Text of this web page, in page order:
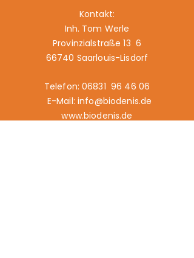
Kontakt:
Inh. Tom Werle
Provinzialstraße 13 6
66740 Saarlouis-Lisdorf
Telefon: 06831 96 46 06
E-Mail: info@biodenis.de
www.biodenis.de